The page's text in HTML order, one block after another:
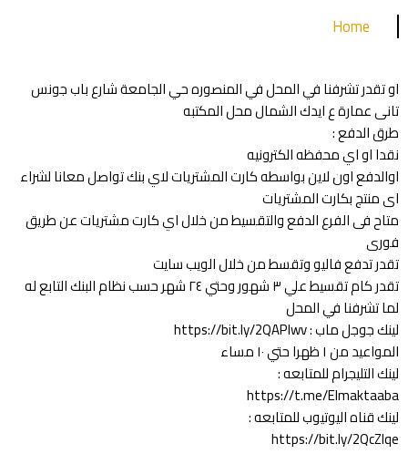
Home
او تقدر تشرفنا في المحل في المنصوره حي الجامعة شارع باب جونس
تانى عمارة ع ايدك الشمال محل المكتبه
طرق الدفع :
نقدا او اي محفظه الكترونيه
اوالدفع اون لاين بواسطه كارت المشتريات لاي بنك تواصل معانا لشراء
اى منتج بكارت المشتريات
متاح فى الفرع الدفع والتقسيط من خلال اي كارت مشتريات عن طريق
فورى
تقدر تدفع فاليو وتقسط من خلال الويب سايت
تقدر كام تقسيط علي ٣ شهور وحتي ٢٤ شهر حسب نظام البنك التابع له
لما تشرفنا في المحل
لينك جوجل ماب : https://bit.ly/2QAPlwv
المواعيد من ١ ظهرا حتي ١٠ مساء
لينك التليجرام للمتابعه :
https://t.me/Elmaktaaba
لينك قناه اليوتيوب للمتابعه :
https://bit.ly/2QcZIqe